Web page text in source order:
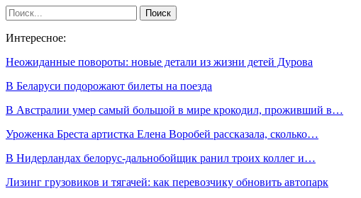
Интересное:
Неожиданные повороты: новые детали из жизни детей Дурова
В Беларуси подорожают билеты на поезда
В Австралии умер самый большой в мире крокодил, проживший в…
Уроженка Бреста артистка Елена Воробей рассказала, сколько…
В Нидерландах белорус-дальнобойщик ранил троих коллег и…
Лизинг грузовиков и тягачей: как перевозчику обновить автопарк